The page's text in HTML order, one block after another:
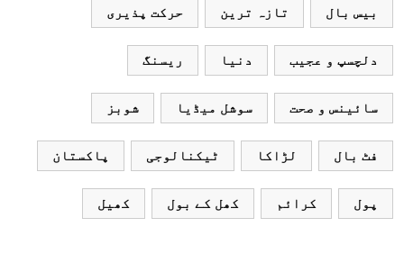
بیس بال تازہ ترین حرکت پذیری
دلچسپ و عجیب دنیا ریسنگ
سائینس و صحت سوشل میڈیا شوبز
فٹ بال لڑاکا ٹیکنالوجی پاکستان
پول کرائم کھل کے بول کھیل